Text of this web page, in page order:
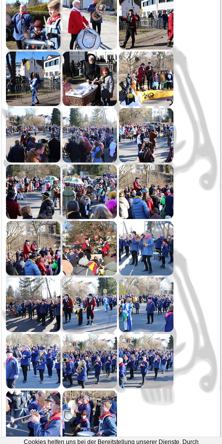
Oktoberfest
Sommerserenade
Jahreskonzert
Schmotziger Donnerstag
2022
Weihnachtsspielen
Kirbe MV Hausen
Oktoberfest Sonntag
Oktoberfest Samstag
Saukirbe Göllsdorf
Stadtfest Rottweil
Jahreskonzert
Generalversammlung
Fasnetssonntag
2021
Weihnachtsspielen
Oktoberfest
Generalversammlung
Öffentliche Musikprobe
Erste Probe
2020
Narrensprung
Kinderball
Schmotziger
Generalversammlung
2019
Weihnachtsspielen
Kirchenkonzert
Oktoberfest Sonntag
Oktoberfest Samstag
Öffentliche Musikprobe
Cookies helfen uns bei der Bereitstellung unserer Dienste. Durch